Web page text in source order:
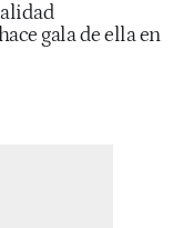
gala de ella en